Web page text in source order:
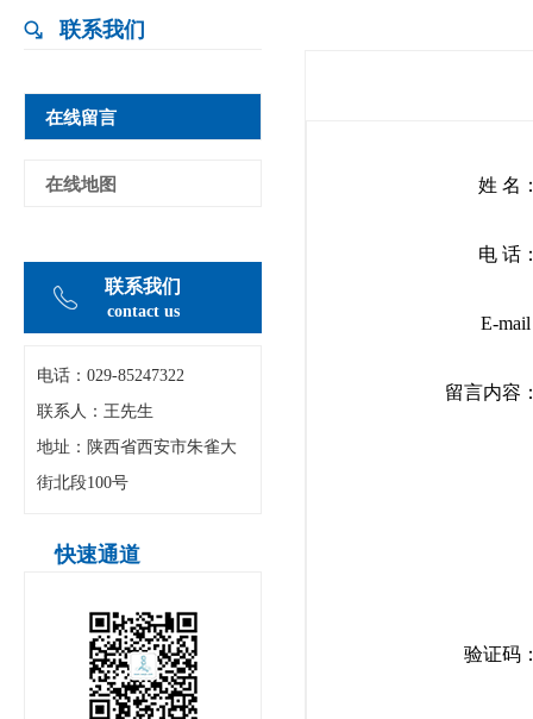
联系我们
在线留言
在线地图
联系我们
contact us
电话：029-85247322
联系人：王先生
地址：陕西省西安市朱雀大
街北段100号
快速通道
姓 名
电 话
E-
留言内容
验证码